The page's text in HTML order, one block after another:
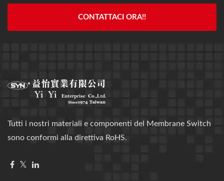
CONTATTACI ORA!!
Tutti i nostri materiali e componenti del Membrane Switch
sono conformi alla direttiva RoHS.